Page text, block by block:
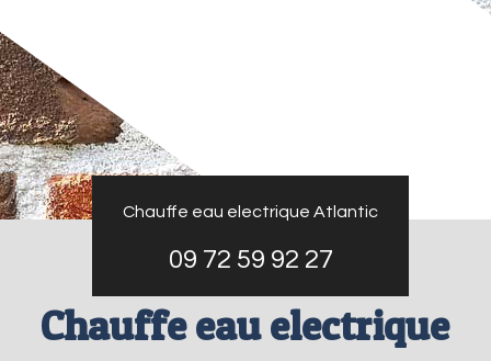
Chauffe eau electrique Atlantic
09 72 59 92 27
Chauffe eau electrique